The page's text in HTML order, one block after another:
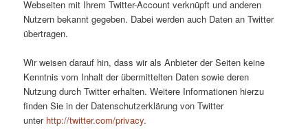
Webseiten mit Ihrem Twitter-Account verknüpft und anderen
Nutzern bekannt gegeben. Dabei werden auch Daten an Twitter
übertragen.
Wir weisen darauf hin, dass wir als Anbieter der Seiten keine
Kenntnis vom Inhalt der übermittelten Daten sowie deren
Nutzung durch Twitter erhalten. Weitere Informationen hierzu
finden Sie in der Datenschutzerklärung von Twitter
unter http://twitter.com/privacy.